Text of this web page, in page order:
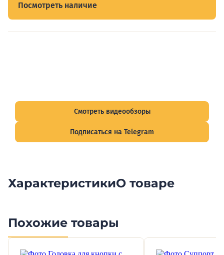
Посмотреть наличие
Смотреть видеообзоры
Подписаться на Telegram
ХарактеристикиО товаре
Похожие товары